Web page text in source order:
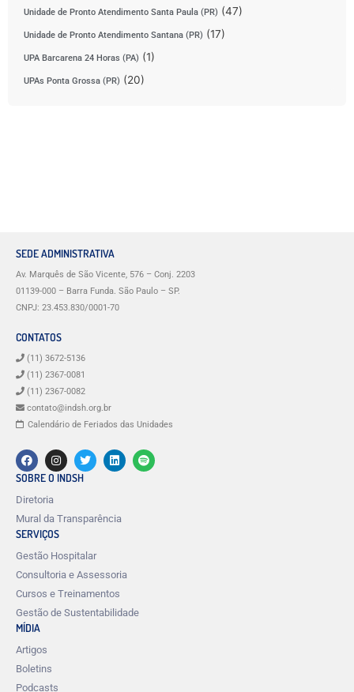
Unidade de Pronto Atendimento Santa Paula (PR) (47)
Unidade de Pronto Atendimento Santana (PR) (17)
UPA Barcarena 24 Horas (PA) (1)
UPAs Ponta Grossa (PR) (20)
SEDE ADMINISTRATIVA
Av. Marquês de São Vicente, 576 – Conj. 2203
01139-000 – Barra Funda. São Paulo – SP.
CNPJ: 23.453.830/0001-70
CONTATOS
(11) 3672-5136
(11) 2367-0081
(11) 2367-0082
contato@indsh.org.br
Calendário de Feriados das Unidades
SOBRE O INDSH
Diretoria
Mural da Transparência
SERVIÇOS
Gestão Hospitalar
Consultoria e Assessoria
Cursos e Treinamentos
Gestão de Sustentabilidade
MÍDIA
Artigos
Boletins
Podcasts